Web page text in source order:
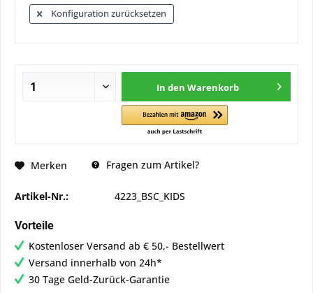
Konfiguration zurücksetzen
In den Warenkorb
Merken Fragen zum Artikel?
Artikel-Nr.: 4223_BSC_KIDS
Vorteile
Kostenloser Versand ab € 50,- Bestellwert
Versand innerhalb von 24h*
30 Tage Geld-Zurück-Garantie